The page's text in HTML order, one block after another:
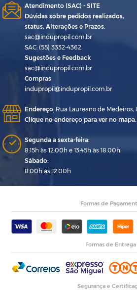
Atendimento (SAC) - SITE
Dúvidas sobre pedidos realizados,
status, Alterações e Prazos.
sac@indupropil.com.br
SAC: (55) 3332-4362
Sugestões e Feedback
sac@indupropil.com.br
Compras
indupropil@indupropil.com.br
Endereço: Rua Laureano de
Clique no endereço para ver no mapa.
Segunda a sexta-feira:
8:15h às 12:00h e 13:45h às 18:00h
Sábado:
8:00h às 12:00h
Formas de
Formas de Entrega
Segurança e